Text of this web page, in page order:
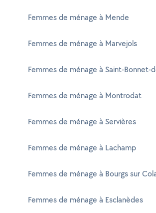
Femmes de ménage à Mende
Femmes de ménage à Marvejols
Femmes de ménage à Saint-Bonnet-
Femmes de ménage à Montrodat
Femmes de ménage à Servières
Femmes de ménage à Lachamp
Femmes de ménage à Bourgs sur
Femmes de ménage à Esclanèdes